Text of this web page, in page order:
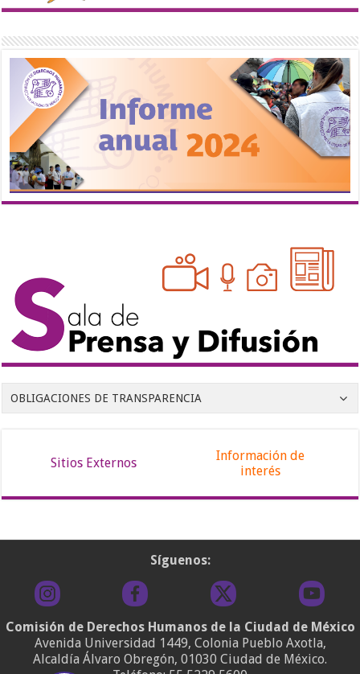
OBLIGACIONES DE TRANSPARENCIA
Sitios Externos
Información de
interés
Síguenos:
Comisión de Derechos Humanos de la Ciudad de México
Avenida Universidad 1449, Colonia Pueblo Axotla,
Alcaldía Álvaro Obregón, 01030 Ciudad de México.